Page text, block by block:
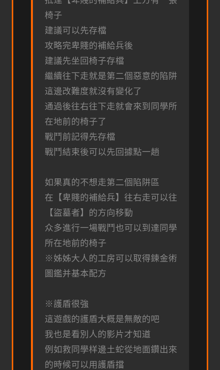
椅子
建議可以先存檔
攻略完卑賤的補給兵後
建議先坐回椅子存檔
繼續往下走就是第二個惡意的陷阱
這邊改難度就沒有變化了
通過後往右往下走就會來到同學所
在地前的椅子了
戰鬥前記得先存檔
戰鬥結束後可以先回據點一趟
如果真的不想走第二個陷阱區
在【卑賤的補給兵】往右走可以往
【盜墓者】的方向移動
众多進行一場戰鬥也可以到達同學
所在地前的椅子
※姊姊大人的工房可以取得鍊金術
圖鑑并基本配方
※護盾很強
這遊戲的護盾大概是無敵的吧
我也是看別人的影片才知道
例如救同學样邊土蛇從地面鑽出來
的時候可以用護盾擋